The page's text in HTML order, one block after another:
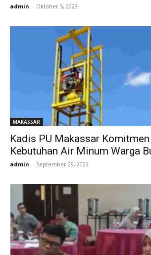
admin - Oktober 5, 2023
MAKASSAR
Kadis PU Makassar
Kebutuhan Air Minum Warga
admin - September 29, 2023